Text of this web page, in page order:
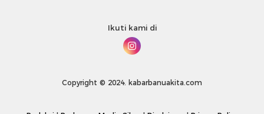
Ikuti kami di
Copyright © 2024. kabarbanuakita.com